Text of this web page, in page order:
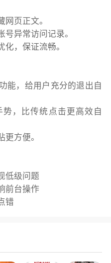
页正文。
异常访问记录。
，保证流畅。
能，给用户充分的退出自
，比传统点击更高效自
方便。
低级问题
前台操作
错